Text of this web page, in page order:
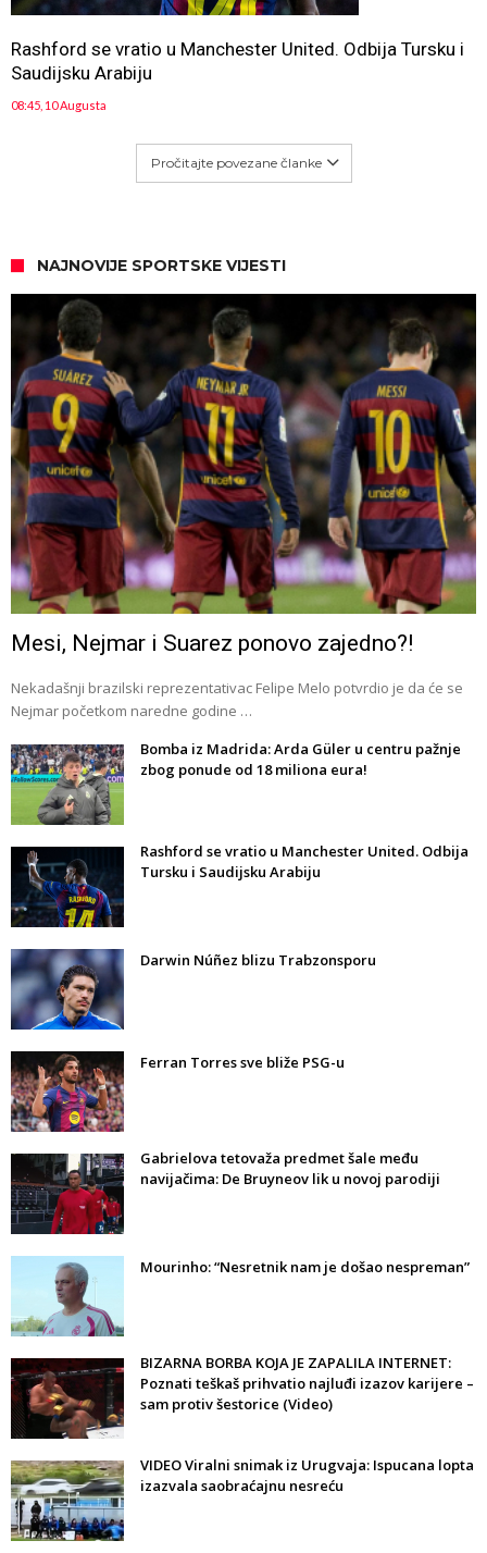
Rashford se vratio u Manchester United. Odbija Tursku i
Saudijsku Arabiju
08:45, 10 Augusta
Pročitajte povezane članke
NAJNOVIJE SPORTSKE VIJESTI
Mesi, Nejmar i Suarez ponovo zajedno?!
Nekadašnji brazilski reprezentativac Felipe Melo potvrdio je da će se
Nejmar početkom naredne godine …
Bomba iz Madrida: Arda Güler u centru pažnje
zbog ponude od 18 miliona eura!
Rashford se vratio u Manchester United. Odbija
Tursku i Saudijsku Arabiju
Darwin Núñez blizu Trabzonsporu
Ferran Torres sve bliže PSG-u
Gabrielova tetovaža predmet šale među
navijačima: De Bruyneov lik u novoj parodiji
Mourinho: “Nesretnik nam je došao nespreman”
BIZARNA BORBA KOJA JE ZAPALILA INTERNET:
Poznati teškaš prihvatio najluđi izazov karijere –
sam protiv šestorice (Video)
VIDEO Viralni snimak iz Urugvaja: Ispucana lopta
izazvala saobraćajnu nesreću